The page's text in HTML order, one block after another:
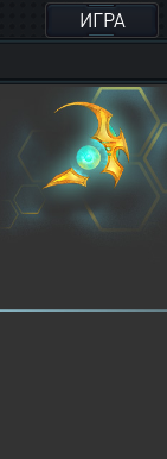
ИГРА